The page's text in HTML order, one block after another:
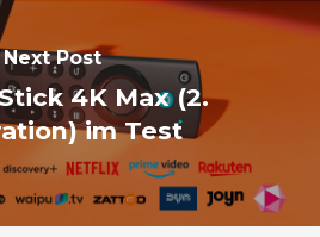
Next Post
4K Max (2.
im Test